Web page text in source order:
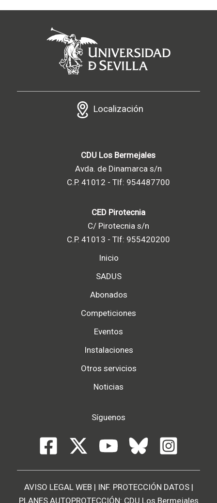
Localización
CDU Los Bermejales
Avda. de Dinamarca s/n
C.P. 41012 - Tlf: 954487700
CED Pirotecnia
C/ Pirotecnia s/n
C.P. 41013 - Tlf: 955420200
Inicio
SADUS
Abonados
Competiciones
Eventos
Instalaciones
Otros servicios
Noticias
Síguenos
AVISO LEGAL WEB | INF. PROTECCIÓN DATOS|
PLANES AUTOPROTECCIÓN: CDU Los Bermejales